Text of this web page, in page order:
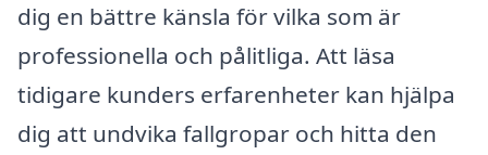
dig en bättre känsla för vilka som är
professionella och pålitliga. Att läsa
tidigare kunders erfarenheter kan hjälpa
dig att undvika fallgropar och hitta den